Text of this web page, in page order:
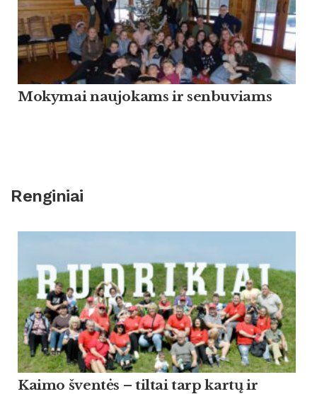
Mokymai naujokams ir senbuviams
Renginiai
Kaimo šventės – tiltai tarp kartų ir